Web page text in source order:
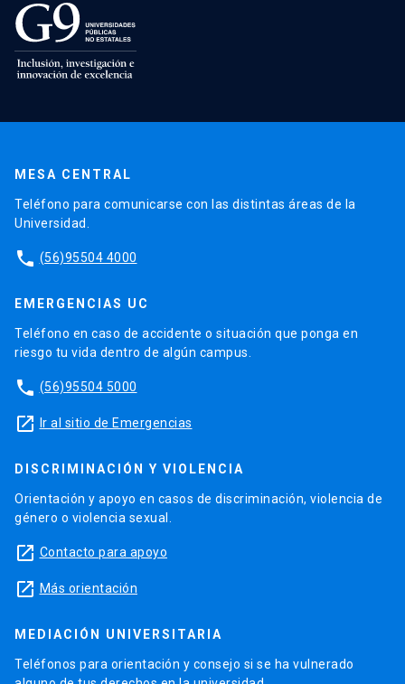
MESA CENTRAL
Teléfono para comunicarse con las distintas áreas de la
Universidad.
phone (56)95504 4000
EMERGENCIAS UC
Teléfono en caso de accidente o situación que ponga en
riesgo tu vida dentro de algún campus.
phone (56)95504 5000
launch Ir al sitio de Emergencias
DISCRIMINACIÓN Y VIOLENCIA
Orientación y apoyo en casos de discriminación, violencia de
género o violencia sexual.
launch Contacto para apoyo
launch Más orientación
MEDIACIÓN UNIVERSITARIA
Teléfonos para orientación y consejo si se ha vulnerado